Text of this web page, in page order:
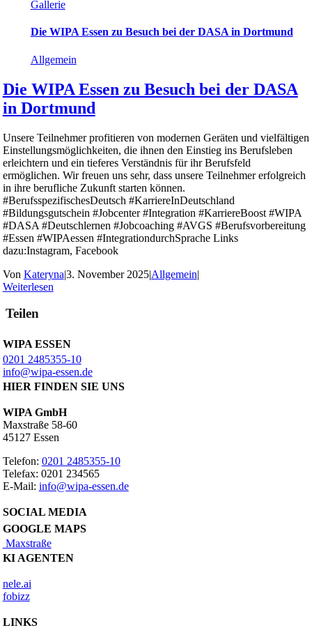
Gallerie
Die WIPA Essen zu Besuch bei der DASA in Dortmund
Allgemein
Die WIPA Essen zu Besuch bei der DASA
in Dortmund
Unsere Teilnehmer profitieren von modernen Geräten und vielfältigen
Einstellungsmöglichkeiten, die ihnen den Einstieg ins Berufsleben
erleichtern und ein tieferes Verständnis für ihr Berufsfeld
ermöglichen. Wir freuen uns sehr, dass unsere Teilnehmer erfolgreich
in ihre berufliche Zukunft starten können.
#BerufsspezifischesDeutsch #KarriereInDeutschland
#Bildungsgutschein #Jobcenter #Integration #KarriereBoost #WIPA
#DASA #Deutschlernen #Jobcoaching #AVGS #Berufsvorbereitung
#Essen #WIPAessen #IntegrationdurchSprache Links
dazu:Instagram, Facebook
Von Kateryna|3. November 2025|Allgemein|
Weiterlesen
Teilen
WIPA ESSEN
0201 2485355-10
info@wipa-essen.de
HIER FINDEN SIE UNS
WIPA GmbH
Maxstraße 58-60
45127 Essen
Telefon: 0201 2485355-10
Telefax: 0201 234565
E-Mail: info@wipa-essen.de
SOCIAL MEDIA
GOOGLE MAPS
Maxstraße
KI AGENTEN
nele.ai
fobizz
LINKS